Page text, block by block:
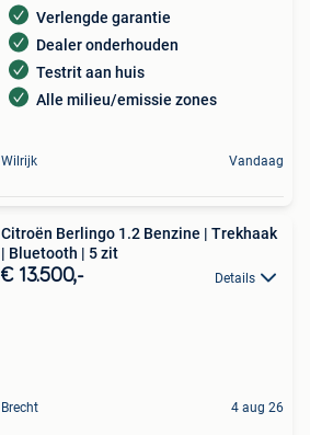
Verlengde garantie
Dealer onderhouden
Testrit aan huis
Alle milieu/emissie zones
Wilrijk Vandaag
Citroën Berlingo 1.2 Benzine | Trekhaak
| Bluetooth | 5 zit
€ 13.500,- Details
Brecht 4 aug 26